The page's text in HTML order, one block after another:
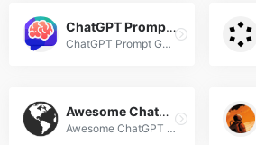
ChatGPT Prompt Genius
ChatGPT Prompt Genius,免费开源的ChatGPT Prompt浏览器插件
Awesome ChatGPT Prompts
Awesome ChatGPT Prompts,ChatGPT模型的prompts提示词示例集合